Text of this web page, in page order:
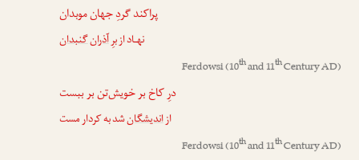
پراکند گردِ جهان موبدان
نهـاد از برِآذرانگنبدان
Ferdowsi(10thand 11thCentury AD)
درِ کاخ بر خویش‌تن بر ببست
ازاندیشگانشد به کردار مست
Ferdowsi(10thand 11thCentury AD)